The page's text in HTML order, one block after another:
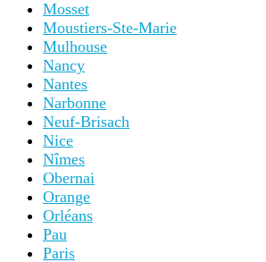
Mosset
Moustiers-Ste-Marie
Mulhouse
Nancy
Nantes
Narbonne
Neuf-Brisach
Nice
Nîmes
Obernai
Orange
Orléans
Pau
Paris